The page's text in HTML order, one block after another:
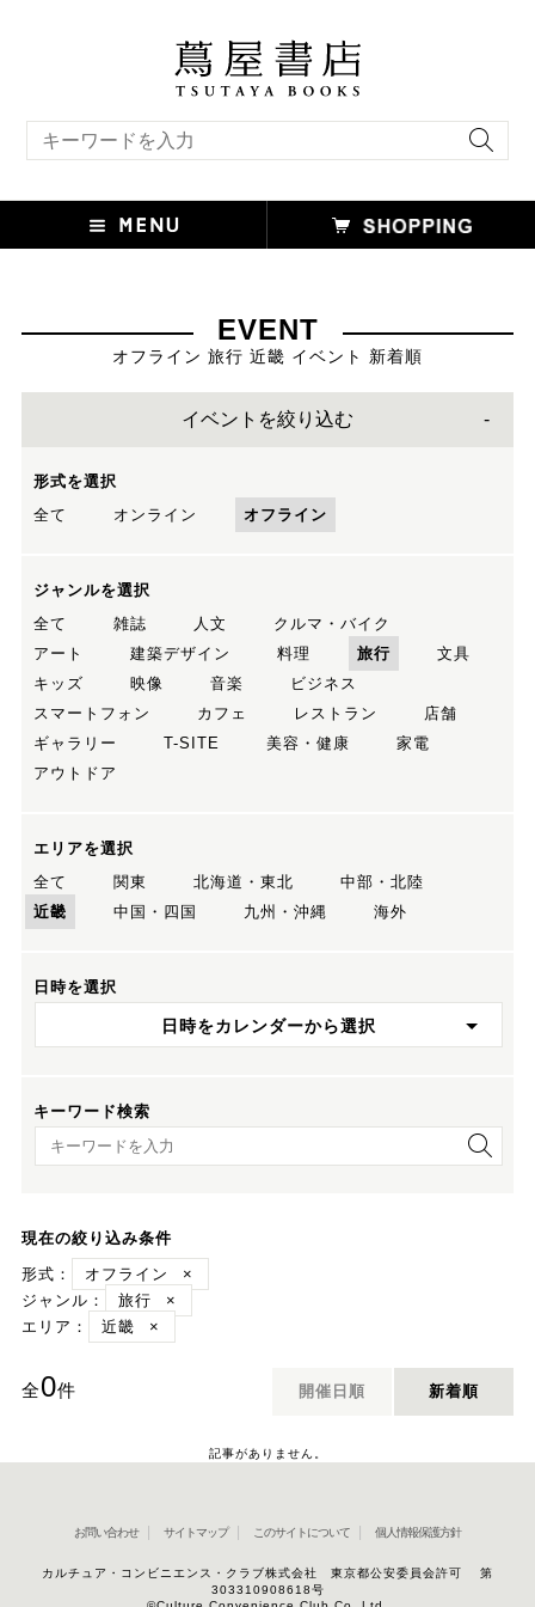
EVENT
オフライン 旅行 近畿 イベント 新着順
イベントを絞り込む
形式を選択
全て
オンライン オフライン
ジャンルを選択
全て
雑誌 人文
クルマ・バイク
アート
建築デザイン 料理 旅行
文具
キッズ
映像 音楽
ビジネス
スマートフォン
カフェ レストラン
店舗
ギャラリー
T-SITE 美容・健康
家電
アウトドア
エリアを選択
全て
関東 北海道・東北
中部・北陸
近畿
中国・四国 九州・沖縄 海外
日時を選択
日時をカレンダーから選択
キーワード検索
キーワード検索
現在の絞り込み条件
形式：
オフライン
×
ジャンル：
旅行
×
エリア：
近畿 ×
全0件 開催日順 新着順
記事がありません。
お問い合わせ サイトマップ このサイトについて 個人情報保護方針
カルチュア・コンビニエンス・クラブ株式会社 東京都公安委員会許可 第
303310908618号